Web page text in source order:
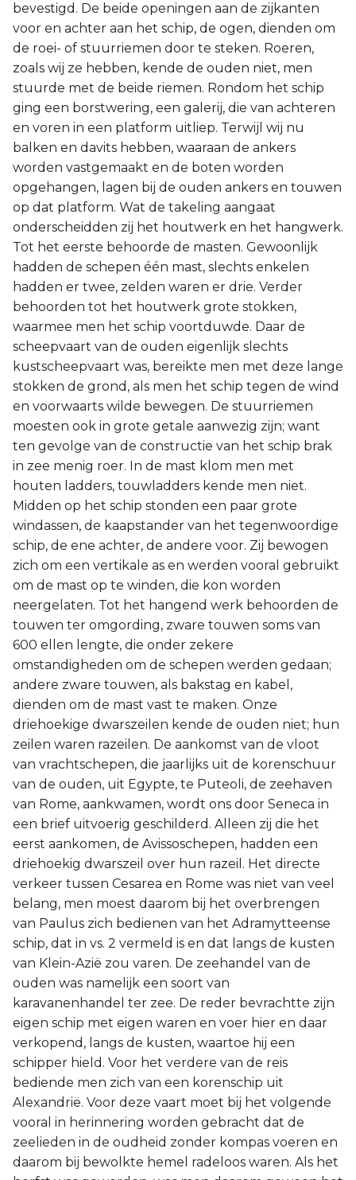
bevestigd. De beide openingen aan de zijkanten
voor en achter aan het schip, de ogen, dienden om
de roei- of stuurriemen door te steken. Roeren,
zoals wij ze hebben, kende de ouden niet, men
stuurde met de beide riemen. Rondom het schip
ging een borstwering, een galerij, die van achteren
en voren in een platform uitliep. Terwijl wij nu
balken en davits hebben, waaraan de ankers
worden vastgemaakt en de boten worden
opgehangen, lagen bij de ouden ankers en touwen
op dat platform. Wat de takeling aangaat
onderscheidden zij het houtwerk en het hangwerk.
Tot het eerste behoorde de masten. Gewoonlijk
hadden de schepen één mast, slechts enkelen
hadden er twee, zelden waren er drie. Verder
behoorden tot het houtwerk grote stokken,
waarmee men het schip voortduwde. Daar de
scheepvaart van de ouden eigenlijk slechts
kustscheepvaart was, bereikte men met deze lange
stokken de grond, als men het schip tegen de wind
en voorwaarts wilde bewegen. De stuurriemen
moesten ook in grote getale aanwezig zijn; want
ten gevolge van de constructie van het schip brak
in zee menig roer. In de mast klom men met
houten ladders, touwladders kende men niet.
Midden op het schip stonden een paar grote
windassen, de kaapstander van het tegenwoordige
schip, de ene achter, de andere voor. Zij bewogen
zich om een vertikale as en werden vooral gebruikt
om de mast op te winden, die kon worden
neergelaten. Tot het hangend werk behoorden de
touwen ter omgording, zware touwen soms van
600 ellen lengte, die onder zekere
omstandigheden om de schepen werden gedaan;
andere zware touwen, als bakstag en kabel,
dienden om de mast vast te maken. Onze
driehoekige dwarszeilen kende de ouden niet; hun
zeilen waren razeilen. De aankomst van de vloot
van vrachtschepen, die jaarlijks uit de korenschuur
van de ouden, uit Egypte, te Puteoli, de zeehaven
van Rome, aankwamen, wordt ons door Seneca in
een brief uitvoerig geschilderd. Alleen zij die het
eerst aankomen, de Avissoschepen, hadden een
driehoekig dwarszeil over hun razeil. Het directe
verkeer tussen Cesarea en Rome was niet van veel
belang, men moest daarom bij het overbrengen
van Paulus zich bedienen van het Adramytteense
schip, dat in vs. 2 vermeld is en dat langs de kusten
van Klein-Azië zou varen. De zeehandel van de
ouden was namelijk een soort van
karavanenhandel ter zee. De reder bevrachtte zijn
eigen schip met eigen waren en voer hier en daar
verkopend, langs de kusten, waartoe hij een
schipper hield. Voor het verdere van de reis
bediende men zich van een korenschip uit
Alexandrië. Voor deze vaart moet bij het volgende
vooral in herinnering worden gebracht dat de
zeelieden in de oudheid zonder kompas voeren en
daarom bij bewolkte hemel radeloos waren. Als het